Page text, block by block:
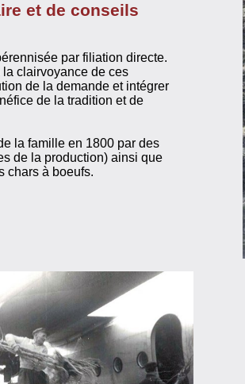
et de conseils
par filiation directe.
la clairvoyance de ces
de la demande et intégrer
de la tradition et de
la famille en 1800 par des
de la production) ainsi que
chars à boeufs.